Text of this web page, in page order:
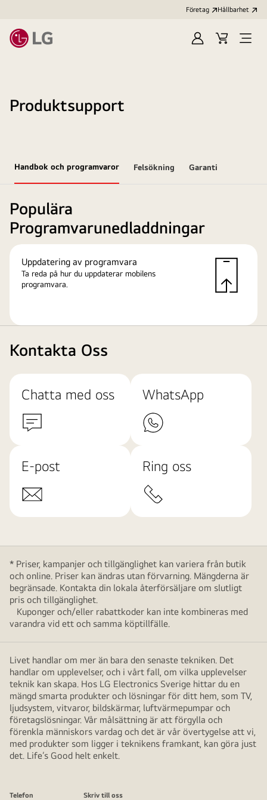
Företag Hållbarhet
LoggaKundvagn
Produktsupport
Handbok och programvaror Felsökning Garanti
Populära
Programvarunedladdningar
Uppdatering av programvara
Ta reda på hur du uppdaterar mobilens
programvara.
Kontakta Oss
Chatta med oss WhatsApp
E-post Ring oss
* Priser, kampanjer och tillgänglighet kan variera från butik
och online. Priser kan ändras utan förvarning. Mängderna är
begränsade. Kontakta din lokala återförsäljare om slutligt
pris och tillgänglighet.
Kuponger och/eller rabattkoder kan inte kombineras med
varandra vid ett och samma köptillfälle.
Livet handlar om mer än bara den senaste tekniken. Det
handlar om upplevelser, och i vårt fall, om vilka upplevelser
teknik kan skapa. Hos LG Electronics Sverige hittar du en
mängd smarta produkter och lösningar för ditt hem, som TV,
ljudsystem, vitvaror, bildskärmar, luftvärmepumpar och
företagslösningar. Vår målsättning är att förgylla och
förenkla människors vardag och det är vår övertygelse att vi,
med produkter som ligger i teknikens framkant, kan göra just
det. Life’s Good helt enkelt.
Telefon
Skriv till oss